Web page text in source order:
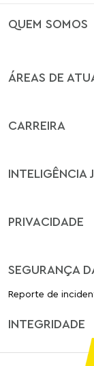
QUEM SOMOS
ÁREAS DE
CARREIRA
INTELIGÊNCIA
PRIVACIDADE
SEGURANÇA
Reporte de
INTEGRIDADE